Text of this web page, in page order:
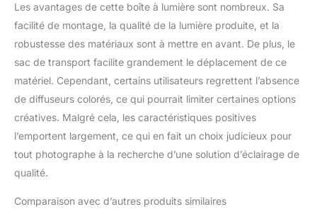
pour un assemblage
facile. La grille en nid
d'abeille dirige la lumière
à 45° et réduit les
effet d'éclairage distinctif
doux mais percutant qui
définit la structure du
visage du modèle
Support Bowens
60D 60x S Neewer Q4
Les avantages de cette boîte à lumière sont nombreux. Sa
facilité de montage, la qualité de la lumière produite, et la
robustesse des matériaux sont à mettre en avant. De plus, le
sac de transport facilite grandement le déplacement de ce
matériel. Cependant, certains utilisateurs regrettent l’absence
de diffuseurs colorés, ce qui pourrait limiter certaines options
créatives. Malgré cela, les caractéristiques positives
l’emportent largement, ce qui en fait un choix judicieux pour
tout photographe à la recherche d’une solution d’éclairage de
qualité.
Comparaison avec d’autres produits similaires